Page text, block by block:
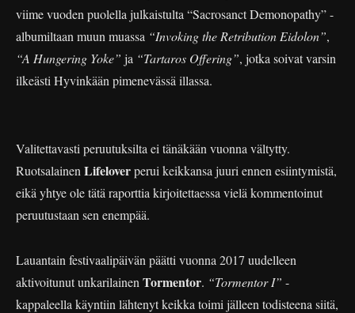
viime vuoden puolella julkaistulta “Sacrosanct Demonopathy” -
albumiltaan muun muassa “Invoking the Retribution Eidolon”,
“A Hungering Yoke” ja “Tartaros Offering”, jotka soivat varsin
ilkeästi Hyvinkään pimenevässä illassa.
Valitettavasti peruutuksilta ei tänäkään vuonna vältytty.
Ruotsalainen Lifeloverperui keikkansa juuri ennen esiintymistä,
eikä yhtye ole tätä raporttia kirjoitettaessa vielä kommentoinut
peruutustaan sen enempää.
Lauantain festivaalipäivän päätti vuonna 2017 uudelleen
aktivoitunut unkarilainen Tormentor. “Tormentor I” -
kappaleella käyntiin lähtenyt keikka toimi jälleen todisteena siitä,